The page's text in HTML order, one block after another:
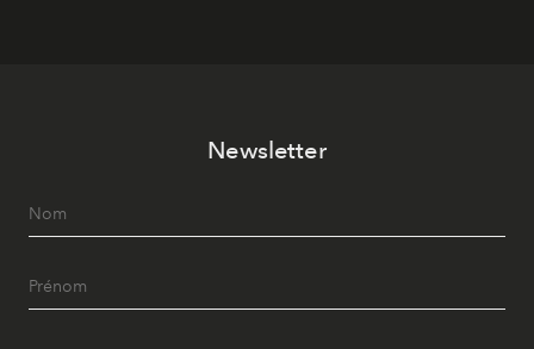
Newsletter